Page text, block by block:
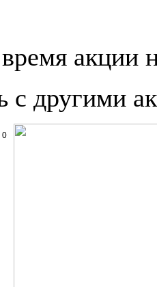
акции
с другими
0